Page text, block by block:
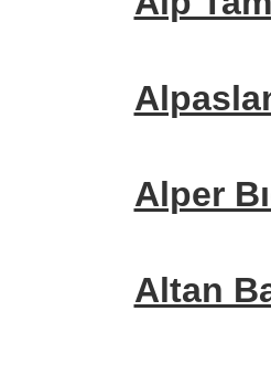
Alper
Altan